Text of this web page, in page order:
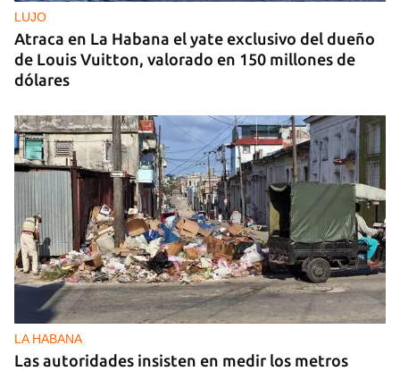
Guardar como favorito
Para poder guardar como favorito, primero has de
iniciar sesión con tu cuenta de 14ymedio.
INICIAR SESIÓN CANCELAR
LUJO
Atraca en La Habana el yate exclusivo del dueño
de Louis Vuitton, valorado en 150 millones de
dólares
LA HABANA
Las autoridades insisten en medir los metros